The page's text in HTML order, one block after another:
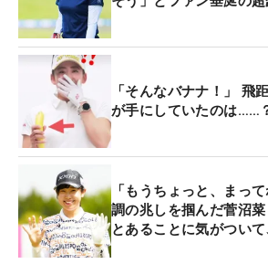
「そんなバナナ！」 飛
が手にしていたのは……
「もうちょっと、まっ
調の兆しを掴んだ菅沼
とあることに気がついて